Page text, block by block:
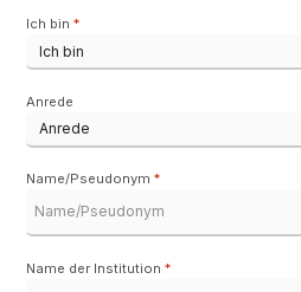
Ich bin *
Anrede
Name/Pseudonym *
Name der Institution *